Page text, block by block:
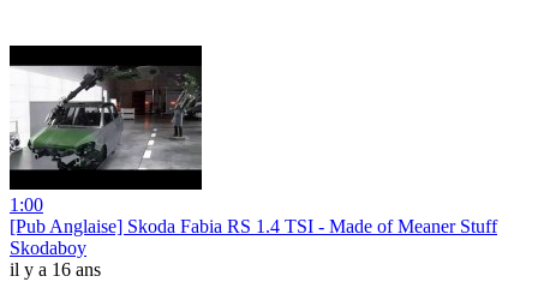
1:00
[Pub Anglaise] Skoda Fabia RS 1.4 TSI - Made of Meaner Stuff
Skodaboy
il y a 16 ans